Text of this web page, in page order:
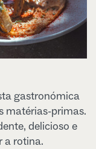
gastronómica
matérias-primas.
delicioso e
a rotina.